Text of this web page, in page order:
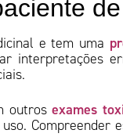
e tem uma
interpretações
outrosexames